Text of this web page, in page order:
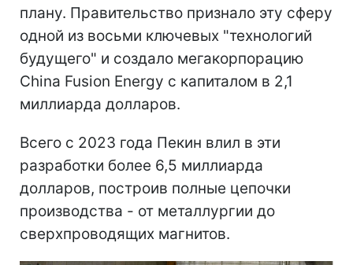
плану. Правительство признало эту сферу
одной из восьми ключевых "технологий
будущего" и создало мегакорпорацию
China Fusion Energy с капиталом в 2,1
миллиарда долларов.
Всего с 2023 года Пекин влил в эти
разработки более 6,5 миллиарда
долларов, построив полные цепочки
производства - от металлургии до
сверхпроводящих магнитов.